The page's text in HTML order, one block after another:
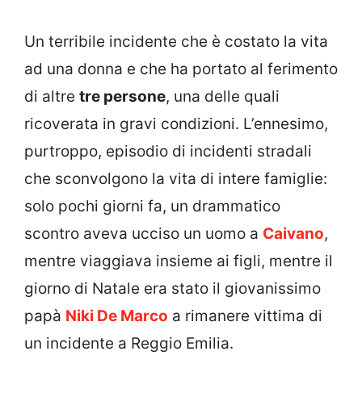
Un terribile incidente che è costato la vita
ad una donna e che ha portato al ferimento
di altre tre persone, una delle quali
ricoverata in gravi condizioni. L’ennesimo,
purtroppo, episodio di incidenti stradali
che sconvolgono la vita di intere famiglie:
solo pochi giorni fa, un drammatico
scontro aveva ucciso un uomo a Caivano,
mentre viaggiava insieme ai figli, mentre il
giorno di Natale era stato il giovanissimo
papà Niki De Marco a rimanere vittima di
un incidente a Reggio Emilia.